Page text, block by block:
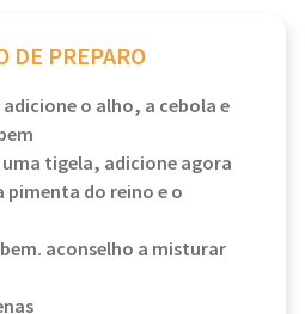
DE PREPARO
o alho, a cebola e
tigela, adicione agora
pimenta do reino e o
aconselho a misturar